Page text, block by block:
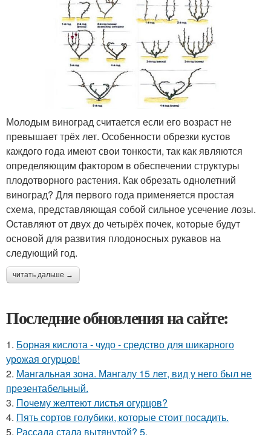
Молодым виноград считается если его возраст не
превышает трёх лет. Особенности обрезки кустов
каждого года имеют свои тонкости, так как являются
определяющим фактором в обеспечении структуры
плодотворного растения. Как обрезать однолетний
виноград? Для первого года применяется простая
схема, представляющая собой сильное усечение лозы.
Оставляют от двух до четырёх почек, которые будут
основой для развития плодоносных рукавов на
следующий год.
читать дальше →
Последние обновления на сайте:
1. Борная кислота - чудо - средство для шикарного
урожая огурцов!
2. Мангальная зона. Мангалу 15 лет, вид у него был не
презентабельный.
3. Почему желтеют листья огурцов?
4. Пять сортов голубики, которые стоит посадить.
5. Рассада стала вытянутой? 5.